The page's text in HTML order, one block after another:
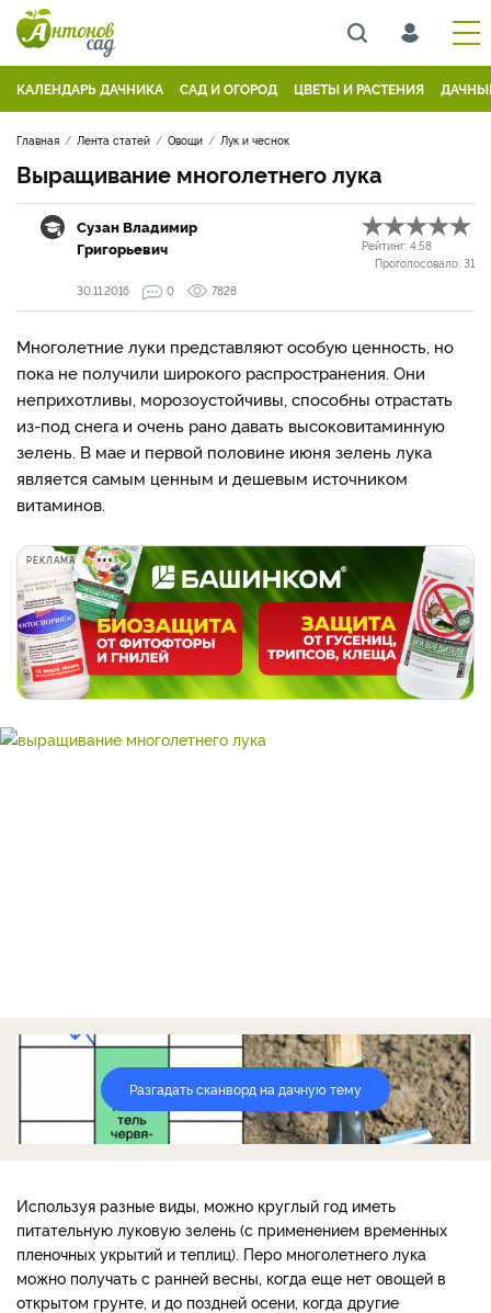
КАЛЕНДАРЬ ДАЧНИКА САД И ОГОРОД ЦВЕТЫ И РАСТЕНИЯ
Главная Лента статей Овощи Лук и чеснок
Выращивание многолетнего лука
Сузан Владимир
Григорьевич
Рейтинг: 4.58
Проголосовало: 31
30.11.2016
0 7828
Многолетние луки представляют особую ценность, но
пока не получили широкого распространения. Они
неприхотливы, морозоустойчивы, способны отрастать
из-под снега и очень рано давать высоковитаминную
зелень. В мае и первой половине июня зелень лука
является самым ценным и дешевым источником
витаминов.
РЕКЛАМА
Разгадать сканворд на дачную тему
Используя разные виды, можно круглый год иметь
питательную луковую зелень (с применением временных
пленочных укрытий и теплиц). Перо многолетнего лука
можно получать с ранней весны, когда еще нет овощей в
открытом грунте, и до поздней осени, когда другие